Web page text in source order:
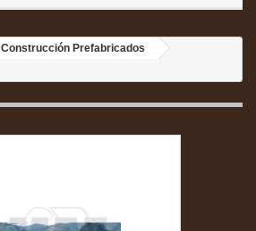
Construcción Prefabricados